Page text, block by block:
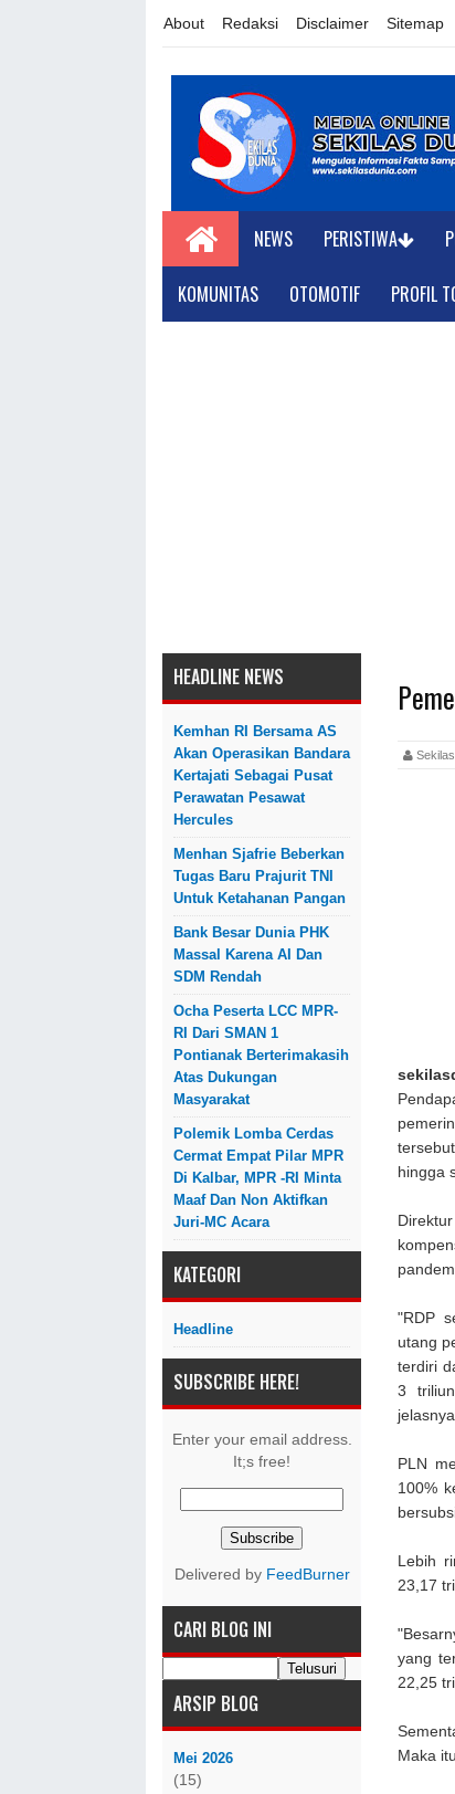
About Redaksi Disclaimer Sitemap
NEWS PERISTIWA
KOMUNITAS OTOMOTIF PROFIL
HEADLINE NEWS
Kemhan RI Bersama AS
Akan Operasikan Bandara
Kertajati Sebagai Pusat
Perawatan Pesawat
Hercules
Menhan Sjafrie Beberkan
Tugas Baru Prajurit TNI
Untuk Ketahanan Pangan
Bank Besar Dunia PHK
Massal Karena AI Dan
SDM Rendah
Ocha Peserta LCC MPR-
RI Dari SMAN 1
Pontianak Berterimakasih
Atas Dukungan
Masyarakat
Polemik Lomba Cerdas
Cermat Empat Pilar MPR
Di Kalbar, MPR -RI Minta
Maaf Dan Non Aktifkan
Juri-MC Acara
KATEGORI
Headline
SUBSCRIBE HERE!
Enter your email address.
It;s free!
Delivered by FeedBurner
CARI BLOG INI
ARSIP BLOG
Mei 2026
(15)
hingga
"RDP
utang
terdiri
3
PLN
100%
Lebih
23,17
yang
22,25
Maka